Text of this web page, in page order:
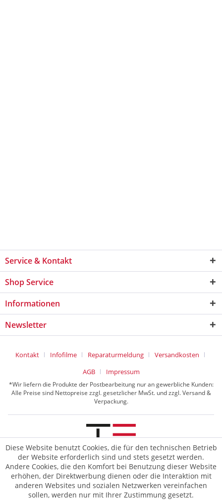
Service & Kontakt
Shop Service
Informationen
Newsletter
Kontakt Infofilme Reparaturmeldung
Versandkosten
AGB
Impressum
*Wir liefern die Produkte der Postbearbeitung nur an gewerbliche Kunden:
Alle Preise sind Nettopreise zzgl. gesetzlicher MwSt. und zzgl. Versand &
Verpackung.
© 2026 TE Postline GmbH
Diese Website benutzt Cookies, die für den technischen Betrieb
der Website erforderlich sind und stets gesetzt werden.
Andere Cookies, die den Komfort bei Benutzung dieser Website
erhöhen, der Direktwerbung dienen oder die Interaktion mit
anderen Websites und sozialen Netzwerken vereinfachen
sollen, werden nur mit Ihrer Zustimmung gesetzt.